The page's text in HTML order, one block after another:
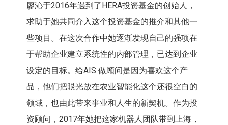
廖沁于2016年遇到了HERA投资基金的创始人，
求助于她共同介入这个投资基金的推介和其他一
些项目。在这次合作中她逐渐发现自己的强项在
于帮助企业建立系统性的内部管理，已达到企业
设定的目标。给AIS 做顾问是因为喜欢这个产
品，他们把眼光放在农业智能化这个还很空白的
领域，也由此带来事业和人生的新契机。作为投
资顾问，2017年她把这家机器人团队带到上海，